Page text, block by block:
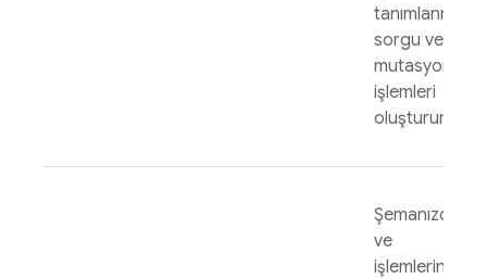
tanımlanmış
sorgu ve
mutasyon
işlemleri
oluşturun.
Şemanızdan
ve
işlemlerinizden